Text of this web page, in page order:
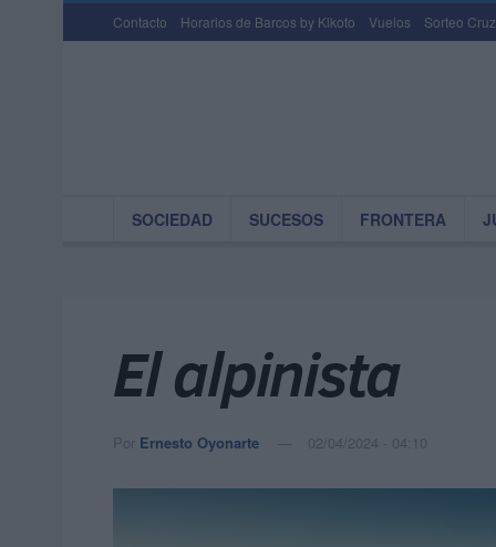
Contacto Horarios de Barcos by Kikoto Vuelos Sorteo
SOCIEDAD SUCESOS FRONTERA
El alpinista
Por Ernesto Oyonarte 02/04/2024 - 04:10